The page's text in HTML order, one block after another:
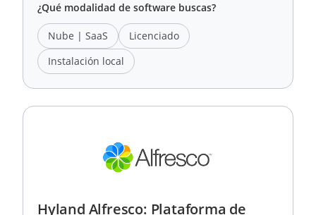
¿Qué modalidad de software buscas?
Nube | SaaS
Licenciado
Instalación local
Hyland Alfresco: Plataforma de